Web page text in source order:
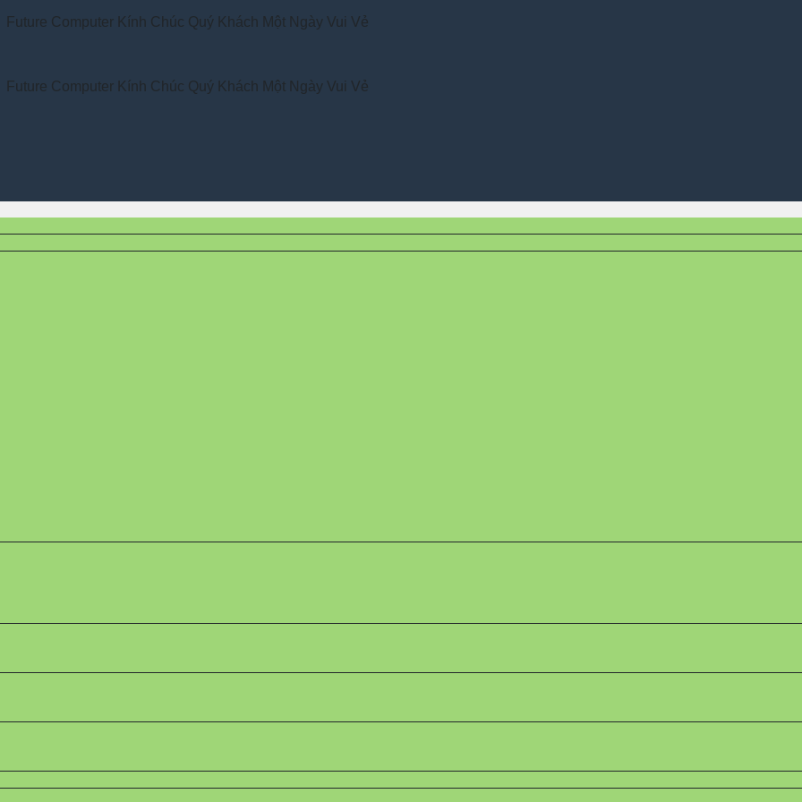
Computer Kính Chúc Quý Khách Một Ngày Vui Vẻ
Computer Kính Chúc Quý Khách Một Ngày Vui Vẻ